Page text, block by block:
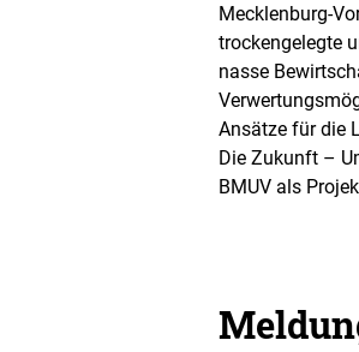
Mecklenburg-
trockengelegte
nasse
Ansätze für die
Die Zukunft –
BMUV als